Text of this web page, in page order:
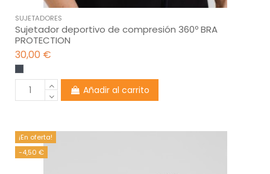
SUJETADORES
Sujetador deportivo de compresión 360º BRA
PROTECTION
30,00 €
Añadir al carrito
¡En oferta!
-4,50 €